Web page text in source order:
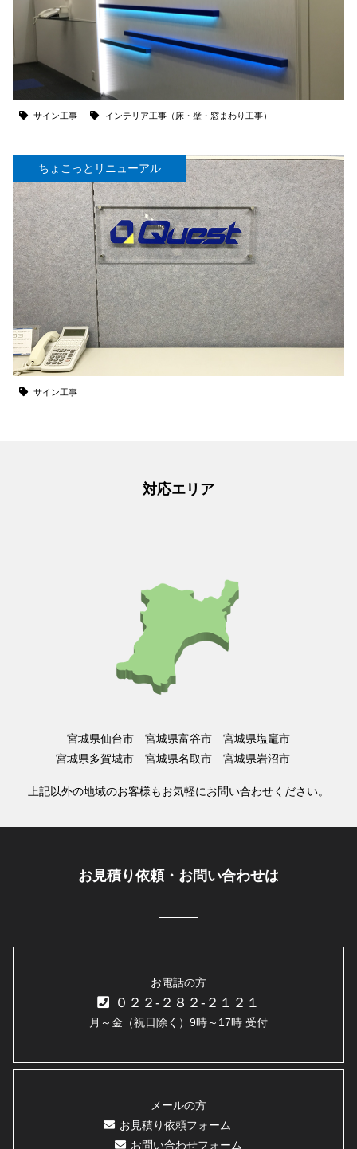
サイン工事 インテリア工事（床・壁・窓まわり工事）
ちょこっとリニューアル
サイン工事
対応エリア
宮城県仙台市 宮城県富谷市 宮城県塩竈市
宮城県多賀城市 宮城県名取市 宮城県岩沼市
上記以外の地域のお客様もお気軽にお問い合わせください。
お見積り依頼・お問い合わせは
お電話の方
０２２-２８２-２１２１
月～金（祝日除く）9時～17時 受付
メールの方
お見積り依頼フォーム
お問い合わせフォーム